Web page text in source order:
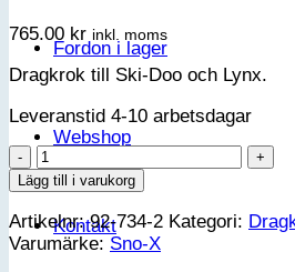
Fordon i lager
Webshop
Kontakt
765.00 kr inkl. moms
Dragkrok till Ski-Doo och Lynx.
Leveranstid 4-10 arbetsdagar
Sno-
X
Lynx/Ski-
Doo
Lägg till i varukorg
Artikelnr:92-734-2 Kategori:
Varumärke: Sno-X